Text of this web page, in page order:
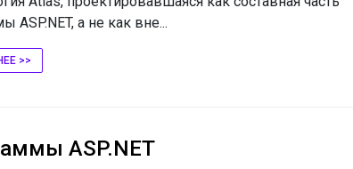
ASP.NET, а не как вне...
>>
ASP.NET